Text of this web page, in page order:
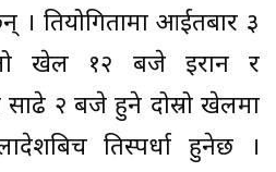
प्रतियोगितामा आईतबार ३
खेल १२ बजे इरान र
२ बजे हुने दोस्रो खेलमा
प्रतिस्पर्धा हुनेछ ।